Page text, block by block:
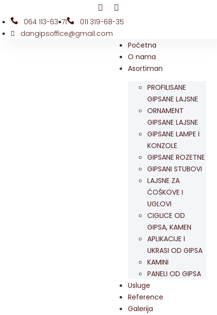
064 113-63-71
011 319-68-35
dangipsoffice@gmail.com
Početna
O nama
Asortiman
PROFILISANE
GIPSANE LAJSNE
ORNAMENT
GIPSANE LAJSNE
GIPSANE LAMPE I
KONZOLE
GIPSANE ROZETNE
GIPSANI STUBOVI
LAJSNE ZA
ĆOŠKOVE I
UGLOVI
CIGLICE OD
GIPSA, KAMEN
APLIKACIJE I
UKRASI OD GIPSA
KAMINI
PANELI OD GIPSA
Usluge
Reference
Galerija